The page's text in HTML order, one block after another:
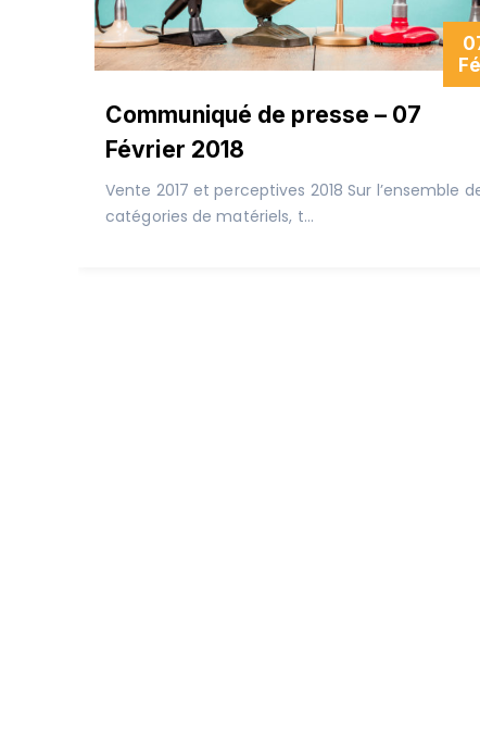
Communiqué de presse – 07
Février 2018
Vente 2017 et perceptives 2018 Sur l’ensemble
catégories de matériels, t...